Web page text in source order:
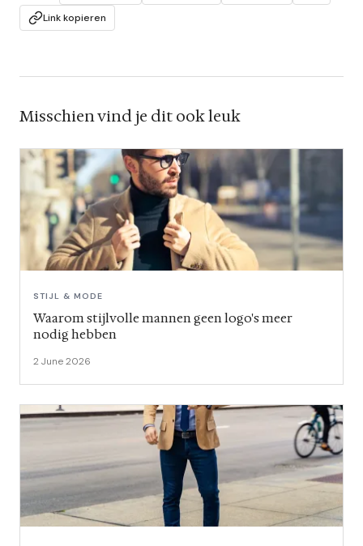
Link kopieren
Misschien vind je dit ook leuk
STIJL & MODE
Waarom stijlvolle mannen geen logo's meer
nodig hebben
2 June 2026